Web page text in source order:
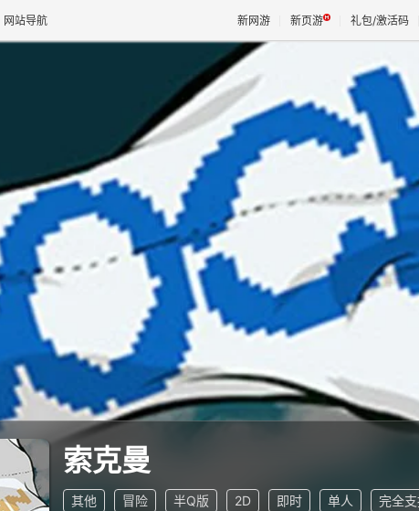
网站导航 新网游 新页游 礼包/激活码
索克曼
其他 冒险 半Q版 2D 即时 单人 完全